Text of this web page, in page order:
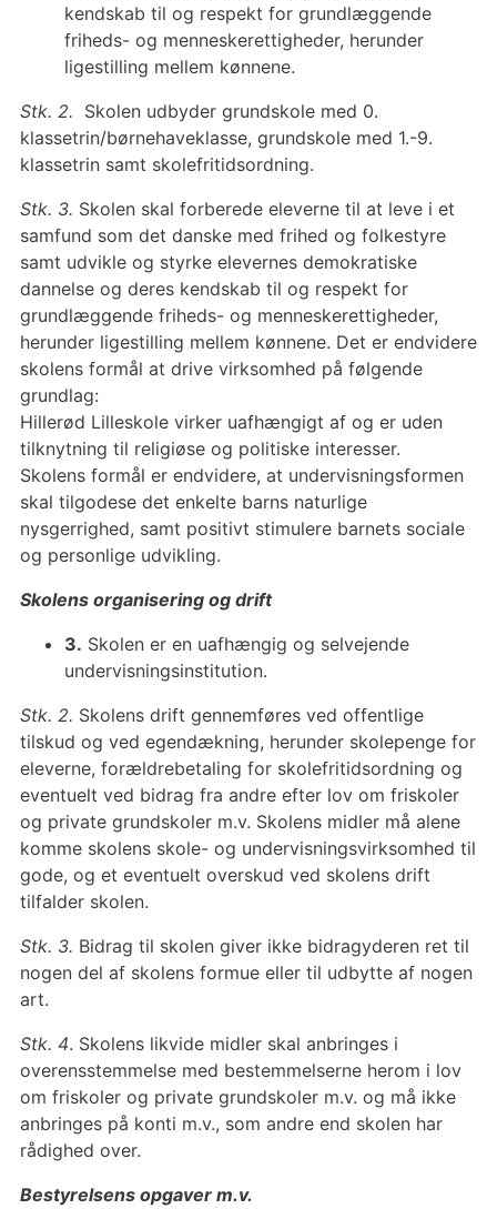
kendskab til og respekt for grundlæggende
friheds- og menneskerettigheder, herunder
ligestilling mellem kønnene.
Stk. 2. Skolen udbyder grundskole med 0.
klassetrin/børnehaveklasse, grundskole med 1.-9.
klassetrin samt skolefritidsordning.
Stk. 3. Skolen skal forberede eleverne til at leve i et
samfund som det danske med frihed og folkestyre
samt udvikle og styrke elevernes demokratiske
dannelse og deres kendskab til og respekt for
grundlæggende friheds- og menneskerettigheder,
herunder ligestilling mellem kønnene. Det er endvidere
skolens formål at drive virksomhed på følgende
grundlag:
Hillerød Lilleskole virker uafhængigt af og er uden
tilknytning til religiøse og politiske interesser.
Skolens formål er endvidere, at undervisningsformen
skal tilgodese det enkelte barns naturlige
nysgerrighed, samt positivt stimulere barnets sociale
og personlige udvikling.
Skolens organisering og drift
3. Skolen er en uafhængig og selvejende
undervisningsinstitution.
Stk. 2. Skolens drift gennemføres ved offentlige
tilskud og ved egendækning, herunder skolepenge for
eleverne, forældrebetaling for skolefritidsordning og
eventuelt ved bidrag fra andre efter lov om friskoler
og private grundskoler m.v. Skolens midler må alene
komme skolens skole- og undervisningsvirksomhed til
gode, og et eventuelt overskud ved skolens drift
tilfalder skolen.
Stk. 3. Bidrag til skolen giver ikke bidragyderen ret til
nogen del af skolens formue eller til udbytte af nogen
art.
Stk. 4. Skolens likvide midler skal anbringes i
overensstemmelse med bestemmelserne herom i lov
om friskoler og private grundskoler m.v. og må ikke
anbringes på konti m.v., som andre end skolen har
rådighed over.
Bestyrelsens opgaver m.v.